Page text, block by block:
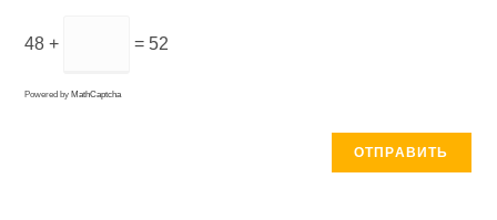
48 + = 52
Powered by MathCaptcha